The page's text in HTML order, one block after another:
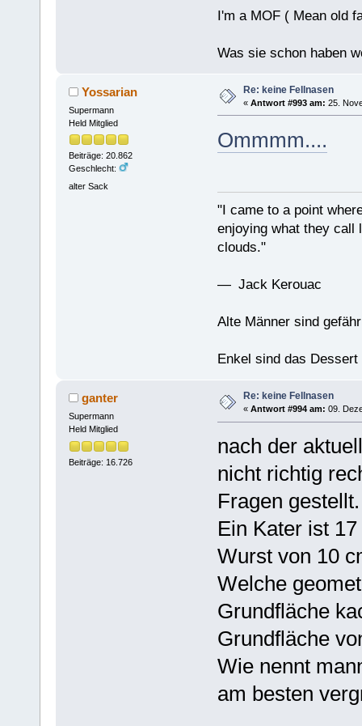
I'm a MOF ( Mean old
Was sie schon haben
Yossarian
Supermann
Held Mitglied
Beiträge: 20.862
Geschlecht:
alter Sack
Re: keine Fellnasen
« Antwort #993 am: 25.
Ommmm....
"I came to a point
enjoying what they call
clouds."
— Jack Kerouac
Alte Männer sind
Enkel sind das
ganter
Supermann
Held Mitglied
Beiträge: 16.726
Re: keine Fellnasen
« Antwort #994 am: 09.
nach der
nicht richtig
Fragen
Ein Kater ist
Wurst von 10
Welche
Grundfläche
Grundfläche
Wie nennt
am besten